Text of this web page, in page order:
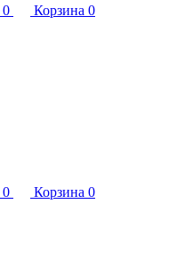
0 Корзина 0
0 Корзина 0